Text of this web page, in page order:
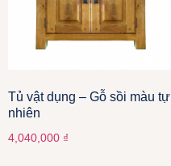
Tủ vật dụng – Gỗ sồi màu tự
nhiên
4,040,000 ₫